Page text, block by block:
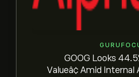
GOOG Looks
Valueâ¢ Amid